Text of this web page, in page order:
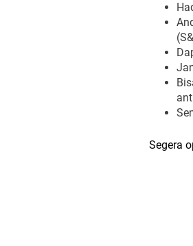
Segera